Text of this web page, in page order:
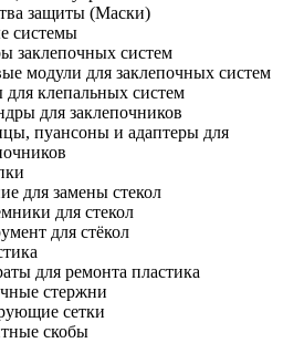
защиты (Маски)
системы
заклепочных систем
модули для заклепочных систем
клепальных систем
для заклепочников
пуансоны и адаптеры для
для замены стекол
для стекол
для стёкол
для ремонта пластика
стержни
сетки
скобы